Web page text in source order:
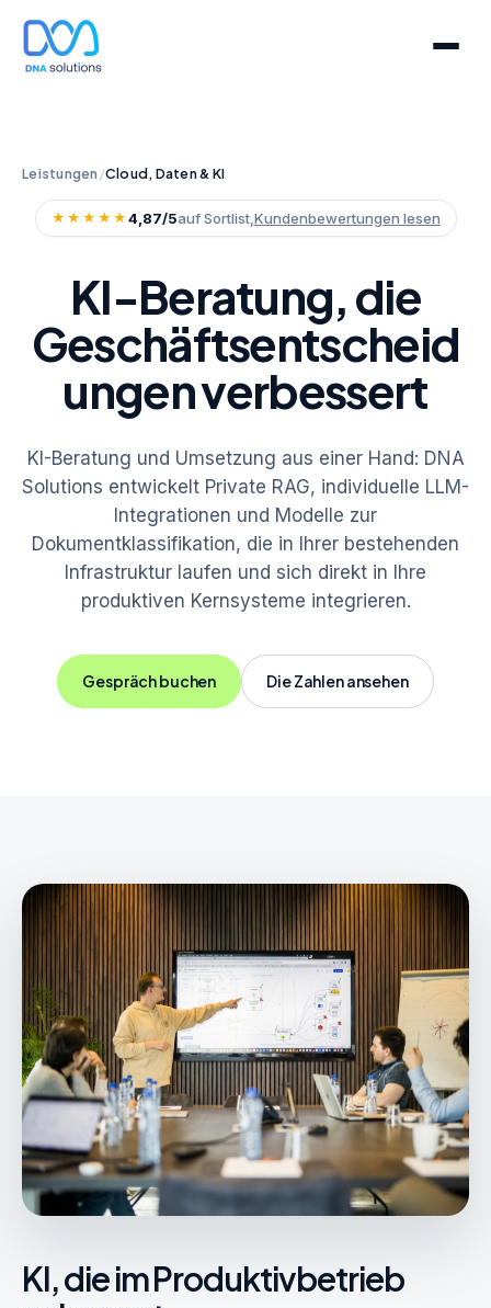
Leistungen/Cloud, Daten & KI
★★★★★ 4,87/5auf Sortlist, Kundenbewertungen lesen
KI-Beratung, die
Geschäftsentscheid
ungen verbessert
KI-Beratung und Umsetzung aus einer Hand: DNA
Solutions entwickelt Private RAG, individuelle LLM-
Integrationen und Modelle zur
Dokumentklassifikation, die in Ihrer bestehenden
Infrastruktur laufen und sich direkt in Ihre
produktiven Kernsysteme integrieren.
Gespräch buchen Die Zahlen ansehen
KI, die im Produktivbetrieb